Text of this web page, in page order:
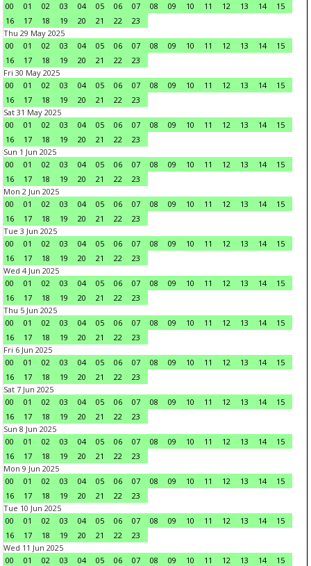
00
01 02 03 04 05 06 07 08 09 10 11 12 13 14
15
16
17 18 19 20 21 22
23
Thu 29 May 2025
00
01 02 03 04 05 06 07 08 09 10 11 12 13 14
15
16
17 18 19 20 21 22
23
Fri 30 May 2025
00
01 02 03 04 05 06 07 08 09 10 11 12 13 14
15
16
17 18 19 20 21 22
23
Sat 31 May 2025
00
01 02 03 04 05 06 07 08 09 10 11 12 13 14
15
16
17 18 19 20 21 22
23
Sun 1 Jun 2025
00
01 02 03 04 05 06 07 08 09 10 11 12 13 14
15
16
17 18 19 20 21 22
23
Mon 2 Jun 2025
00
01 02 03 04 05 06 07 08 09 10 11 12 13 14
15
16
17 18 19 20 21 22
23
Tue 3 Jun 2025
00
01 02 03 04 05 06 07 08 09 10 11 12 13 14
15
16
17 18 19 20 21 22
23
Wed 4 Jun 2025
00
01 02 03 04 05 06 07 08 09 10 11 12 13 14
15
16
17 18 19 20 21 22
23
Thu 5 Jun 2025
00
01 02 03 04 05 06 07 08 09 10 11 12 13 14
15
16
17 18 19 20 21 22
23
Fri 6 Jun 2025
00
01 02 03 04 05 06 07 08 09 10 11 12 13 14
15
16
17 18 19 20 21 22
23
Sat 7 Jun 2025
00
01 02 03 04 05 06 07 08 09 10 11 12 13 14
15
16
17 18 19 20 21 22
23
Sun 8 Jun 2025
00
01 02 03 04 05 06 07 08 09 10 11 12 13 14
15
16
17 18 19 20 21 22
23
Mon 9 Jun 2025
00
01 02 03 04 05 06 07 08 09 10 11 12 13 14
15
16
17 18 19 20 21 22
23
Tue 10 Jun 2025
00
01 02 03 04 05 06 07 08 09 10 11 12 13 14
15
16
17 18 19 20 21 22
23
Wed 11 Jun 2025
00
01 02 03 04 05 06 07 08 09 10 11 12 13 14
15